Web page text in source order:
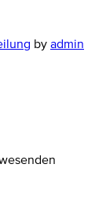
byadmin